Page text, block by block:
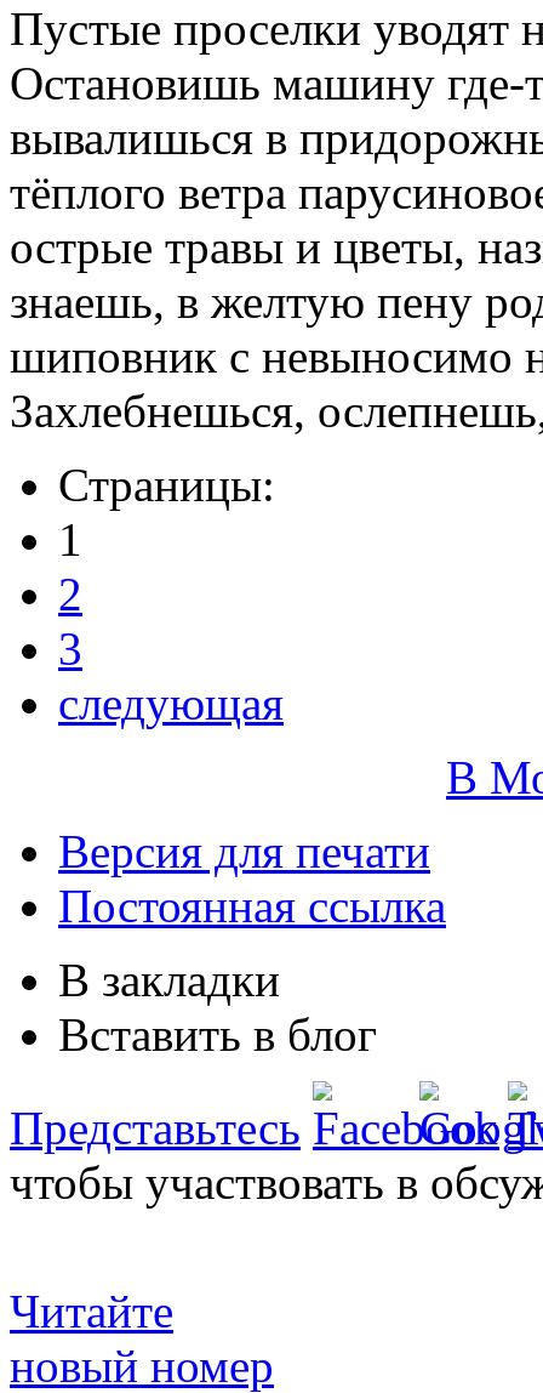
Пустые проселки уводят
Остановишь машину где-
вывалишься в
тёплого ветра
острые травы и цветы,
знаешь, в желтую пену
шиповник с невыносимо
Захлебнешься,
Страницы:
1
2
3
следующая
В
Версия для печати
Постоянная ссылка
В закладки
Вставить в блог
Представьтесь
чтобы участвовать в
Читайте
новый номер